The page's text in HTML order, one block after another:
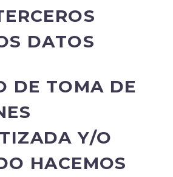
DATOS
DE TOMA DE
Y/O
HACEMOS